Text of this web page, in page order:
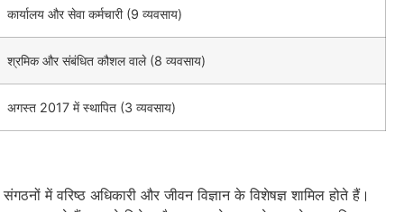
कार्यालय और सेवा कर्मचारी (9 व्यवसाय)
श्रमिक और संबंधित कौशल वाले (8 व्यवसाय)
अगस्त 2017 में स्थापित (3 व्यवसाय)
में वरिष्ठ अधिकारी और जीवन विज्ञान के विशेषज्ञ शामिल होते हैं।